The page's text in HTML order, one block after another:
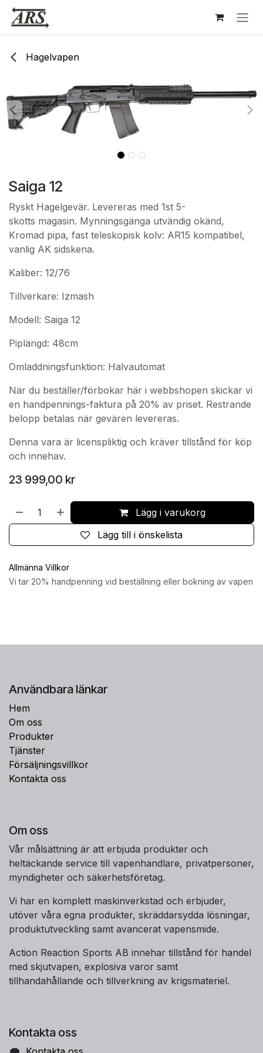
Hoppa till innehåll
Hagelvapen
Saiga 12
Ryskt Hagelgevär. Levereras med 1st 5-
skotts magasin. Mynningsgänga utvändig okänd,
Kromad pipa, fast teleskopisk kolv: AR15 kompatibel,
vanlig AK sidskena.
Kaliber: 12/76
Tillverkare: Izmash
Modell: Saiga 12
Piplängd: 48cm
Omladdningsfunktion: Halvautomat
När du beställer/förbokar här i webbshopen skickar vi
en handpennings-faktura på 20% av priset. Restrande
belopp betalas när gevären levereras.
Denna vara är licenspliktig och kräver tillstånd för köp
och innehav.
23 999,00 kr
Lägg i varukorg
Lägg till i önskelista
Allmänna Villkor
Vi tar 20% handpenning vid beställning eller bokning av vapen
Användbara länkar
Hem
Om oss
Produkter
Tjänster
Försäljningsvillkor
Kontakta oss
Om oss
Vår målsättning är att erbjuda produkter och
heltäckande service till vapenhandlare, privatpersoner,
myndigheter och säkerhetsföretag.
Vi har en komplett maskinverkstad och erbjuder,
utöver våra egna produkter, skräddarsydda lösningar,
produktutveckling samt avancerat vapensmide.
Action Reaction Sports AB innehar tillstånd för handel
med skjutvapen, explosiva varor samt
tillhandahållande och tillverkning av krigsmateriel.
Kontakta oss